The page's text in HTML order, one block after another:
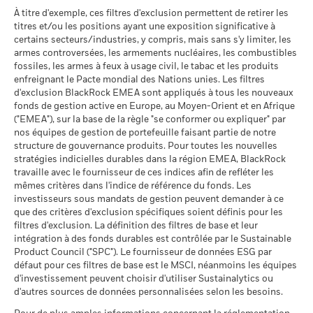
référence cible 1
(%) USD
La performance indiquée est calculée après déduction des
frais courants. Les frais d’entrée/de sortie ne sont pas inclus
dans le calcul.
Les chiffres indiqués se rapportent aux performances
passées. Les performances passées ne sont pas un indicateur
fiable des performances futures. Les marchés pourraient
évoluer très différemment. Ceci peut vous aider à évaluer la
façon dont le fonds a été géré dans le passé
La performance est indiquée sur la base de la Valeur nette
d’inventaire (VNI), avec le revenu brut réinvesti le cas échéant.
Le rendement de votre investissement peut augmenter ou
diminuer en raison des fluctuations des devises si votre
investissement est effectué dans une devise autre que celle
utilisée dans le calcul des performances passées. Source :
Blackrock
Le scénario de tension montre ce que vous pourriez obtenir
dans des situations de marché extrêmes.
MSCI (0-10)
au 17/juil./2026
Classification mondiale des
fonds selon Lipper
au 17/juil./2026
Bond Global High Yield USD
Moyenne pondérée de
l'intensité carbone MSCI
(tonnes de CO2e/M$ de
ventes)
au 17/juil./2026
% des avoirs à l'égard
desquels des données ESG
au 17/juil./2026
91,22
Pointage de qualité ESG
MSCI - centile par rapport aux
pairs
au 17/juil./2026
70,63
Fonds dans le groupe de
pairs
au 17/juil./2026
143
MSCI - Charbon thermique
au 30/juin/2026
0,00%
MSCI - Sables bitumineux
au 30/juin/2026
0,00%
Données sur la
participation aux secteurs
d'activité
au 30/juin/2026
63,86%
Pourcentage des avoirs du
fonds à l'égard desquels
des données ne sont pas
disponibles
au 30/juin/2026
L'exposition de BlackRock aux secteurs d'activité, telle qu'elle
est indiquée ci-dessus, pour le charbon thermique et les
sables bitumineux, est calculée et déclarée pour les
entreprises qui tirent plus de 5 % de leurs revenus du
AGG (en)
Sustainability related disclosure - GHYESG-
AGG (fr)
Voir tous les documents
À titre d'exemple, ces filtres d'exclusion permettent de retirer les
titres et/ou les positions ayant une exposition significative à
certains secteurs/industries, y compris, mais sans s'y limiter, les
armes controversées, les armements nucléaires, les combustibles
fossiles, les armes à feux à usage civil, le tabac et les produits
enfreignant le Pacte mondial des Nations unies. Les filtres
d'exclusion BlackRock EMEA sont appliqués à tous les nouveaux
fonds de gestion active en Europe, au Moyen-Orient et en Afrique
("EMEA"), sur la base de la règle "se conformer ou expliquer" par
nos équipes de gestion de portefeuille faisant partie de notre
structure de gouvernance produits. Pour toutes les nouvelles
stratégies indicielles durables dans la région EMEA, BlackRock
travaille avec le fournisseur de ces indices afin de refléter les
mêmes critères dans l'indice de référence du fonds. Les
investisseurs sous mandats de gestion peuvent demander à ce
que des critères d'exclusion spécifiques soient définis pour les
filtres d'exclusion. La définition des filtres de base et leur
intégration à des fonds durables est contrôlée par le Sustainable
Product Council ("SPC"). Le fournisseur de données ESG par
défaut pour ces filtres de base est le MSCI, néanmoins les équipes
d'investissement peuvent choisir d'utiliser Sustainalytics ou
d'autres sources de données personnalisées selon les besoins.